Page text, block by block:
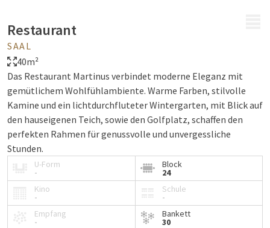
Restaurant
SAAL
40m²
Das Restaurant Martinus verbindet moderne Eleganz mit
gemütlichem Wohlfühlambiente. Warme Farben, stilvolle
Kamine und ein lichtdurchfluteter Wintergarten, mit Blick auf
den hauseigenen Teich, sowie den Golfplatz, schaffen den
perfekten Rahmen für genussvolle und unvergessliche
Stunden.
U-Form
-
Block
24
Kino
-
Schule
-
Empfang
-
Bankett
30